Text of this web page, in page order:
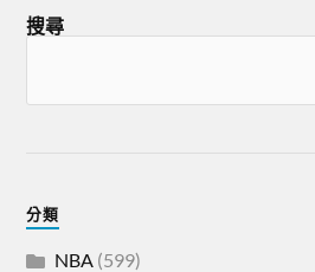
搜尋
分類
NBA (599)